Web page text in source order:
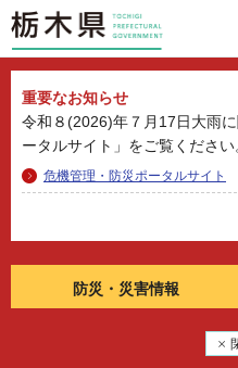
栃木県
重要なお知らせ
令和８(2026)年７月17日大雨
ータルサイト」をご覧ください
危機管理・防災ポータルサイト
防災・ 災害情報